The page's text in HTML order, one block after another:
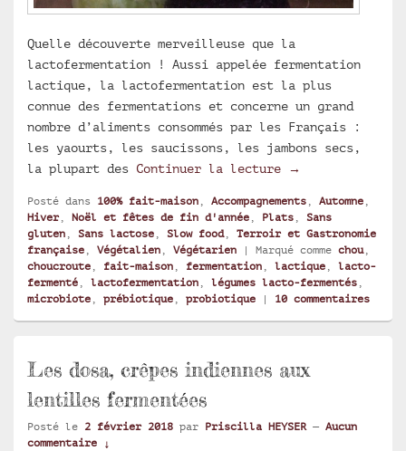
Quelle découverte merveilleuse que la
lactofermentation ! Aussi appelée fermentation
lactique, la lactofermentation est la plus
connue des fermentations et concerne un grand
nombre d’aliments consommés par les Français :
les yaourts, les saucissons, les jambons secs,
la plupart des Continuer la lecture Choucroute
→
Posté dans 100% fait-maison , Accompagnements , Automne ,
Hiver, Noël et fêtes de fin d'année , Plats , Sans
gluten , Sans lactose , Slow food, Terroir et Gastronomie
française , Végétalien , Végétarien | Marqué comme chou,
choucroute , fait-maison , fermentation , lactique , lacto-
fermenté , lactofermentation , légumes lacto-fermentés ,
microbiote , prébiotique , probiotique | 10 commentaires
Les dosa, crêpes indiennes aux
lentilles fermentées
Posté le 2 février 2018 par Priscilla HEYSER — Aucun
commentaire ↓